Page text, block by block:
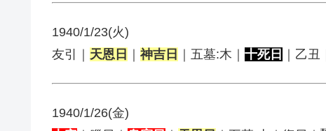
1940/1/23(火)
友引｜ 天恩日 神吉日 ｜五墓:木｜ 十死日 ｜乙
1940/1/26(金)